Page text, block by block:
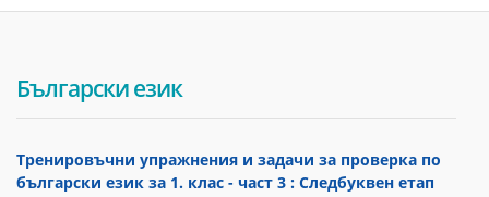
Български език
Тренировъчни упражнения и задачи за проверка по
български език за 1. клас - част 3 : Следбуквен етап